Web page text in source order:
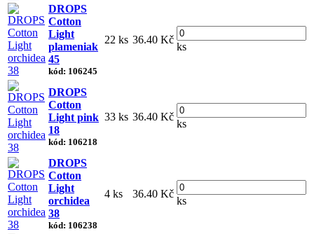
DROPS
Cotton
Light
plameniak
45
kód: 106245
22 ks 36.40 Kč
ks
DROPS
Cotton
Light pink
18
kód: 106218
33 ks 36.40 Kč
ks
DROPS
Cotton
Light
orchidea
38
kód: 106238
4 ks 36.40 Kč
ks